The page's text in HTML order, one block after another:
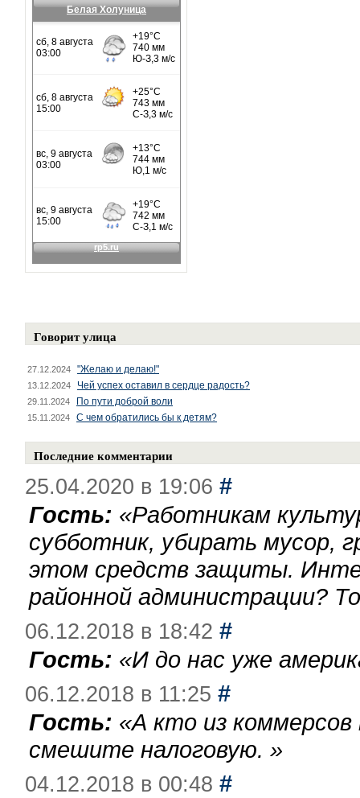
Белая Холуница
Говорит улица
27.12.2024 "Желаю и делаю!"
13.12.2024 Чей успех оставил в сердце радость?
29.11.2024 По пути доброй воли
15.11.2024 С чем обратились бы к детям?
Последние комментарии
25.04.2020 в 19:06 #
Гость: «Работникам
субботник, убирать мусор,
этом средств защиты.
районной администрации?
06.12.2018 в 18:42 #
Гость: «И до нас уже
06.12.2018 в 11:25 #
Гость: «А кто из
смешите налоговую. »
04.12.2018 в 00:48 #